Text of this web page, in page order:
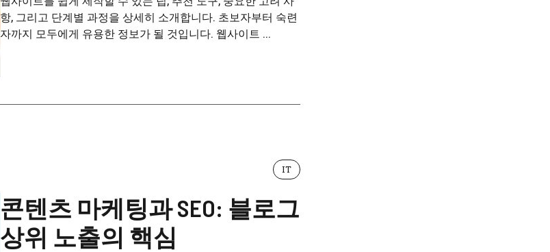
항, 그리고 단계별 과정을 상세히 소개합니다. 초보자부터 숙련
자까지 모두에게 유용한 정보가 될 것입니다. 웹사이트 ...
IT
콘텐츠 마케팅과 SEO: 블로그
상위 노출의 핵심